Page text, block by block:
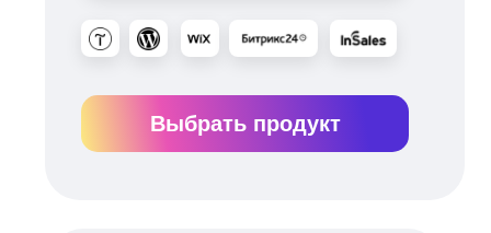
Выбрать продукт